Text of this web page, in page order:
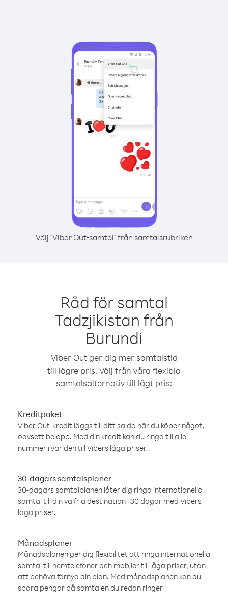
Välj "Viber Out-samtal" från samtalsrubriken
Råd för samtal
Tadzjikistan från
Burundi
Viber Out ger dig mer samtalstid
till lägre pris. Välj från våra flexibla
samtalsalternativ till lågt pris:
Kreditpaket
Viber Out-kredit läggs till ditt saldo när du köper något,
oavsett belopp. Med din kredit kan du ringa till alla
nummer i världen till Vibers låga priser.
30-dagars samtalsplaner
30-dagars samtalplanen låter dig ringa internationella
samtal till din valfria destination i 30 dagar med Vibers
låga priser.
Månadsplaner
Månadsplanen ger dig flexibilitet att ringa internationella
samtal till hemtelefoner och mobiler till låga priser, utan
att behöva förnya din plan. Med månadsplanen kan du
spara pengar på samtalen du redan ringer